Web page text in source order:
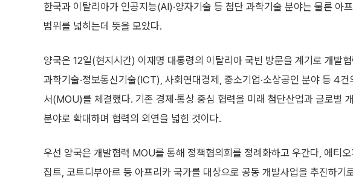
한국과 이탈리아가 인공지능(AI)·양자기술 등 첨단 과학기술 분야는 물론 아
범위를 넓히는데 뜻을 모았다.
양국은 12일(현지시간) 이재명 대통령의 이탈리아 국빈 방문을 계기로 개발
과학기술·정보통신기술(ICT), 사회연대경제, 중소기업·소상공인 분야 등 4건
서(MOU)를 체결했다. 기존 경제·통상 중심 협력을 미래 첨단산업과 글로벌
분야로 확대하며 협력의 외연을 넓힌 것이다.
우선 양국은 개발협력 MOU를 통해 정책협의회를 정례화하고 우간다, 에티오
집트, 코트디부아르 등 아프리카 국가를 대상으로 공동 개발사업을 추진하기